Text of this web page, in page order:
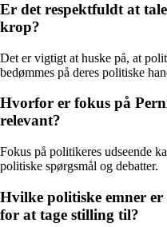
Er det respektfuldt at
krop?
Det er vigtigt at huske på, at
bedømmes på deres politiske
Hvorfor er fokus på
relevant?
Fokus på politikeres udseende
politiske spørgsmål og debatter.
Hvilke politiske emner
for at tage stilling til?